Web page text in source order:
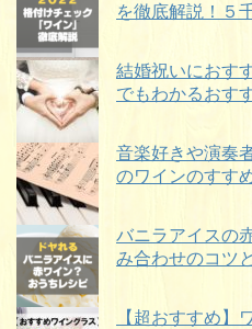
を徹底解説！５
結婚祝いにおす
でもわかるおす
音楽好きや演奏
のワインのすす
バニラアイスの
み合わせのコツ
【超おすすめ】